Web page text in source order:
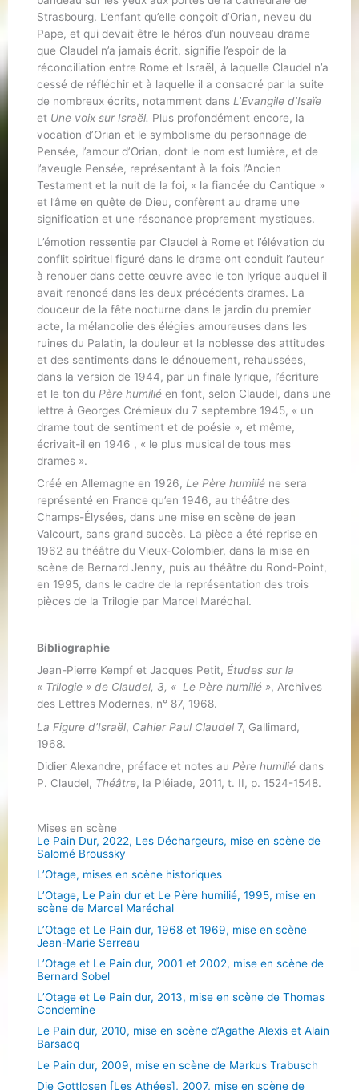
Strasbourg. L’enfant qu’elle conçoit d’Orian, neveu du
Pape, et qui devait être le héros d’un nouveau drame
que Claudel n’a jamais écrit, signifie l’espoir de la
réconciliation entre Rome et Israël, à laquelle Claudel n’a
cessé de réfléchir et à laquelle il a consacré par la suite
de nombreux écrits, notamment dans L’Evangile d’Isaïe
et Une voix sur Israël. Plus profondément encore, la
vocation d’Orian et le symbolisme du personnage de
Pensée, l’amour d’Orian, dont le nom est lumière, et de
l’aveugle Pensée, représentant à la fois l’Ancien
Testament et la nuit de la foi, « la fiancée du Cantique »
et l’âme en quête de Dieu, confèrent au drame une
signification et une résonance proprement mystiques.
L’émotion ressentie par Claudel à Rome et l’élévation du
conflit spirituel figuré dans le drame ont conduit l’auteur
à renouer dans cette œuvre avec le ton lyrique auquel il
avait renoncé dans les deux précédents drames. La
douceur de la fête nocturne dans le jardin du premier
acte, la mélancolie des élégies amoureuses dans les
ruines du Palatin, la douleur et la noblesse des attitudes
et des sentiments dans le dénouement, rehaussées,
dans la version de 1944, par un finale lyrique, l’écriture
et le ton du Père humilié en font, selon Claudel, dans une
lettre à Georges Crémieux du 7 septembre 1945, « un
drame tout de sentiment et de poésie », et même,
écrivait-il en 1946 , « le plus musical de tous mes
drames ».
Créé en Allemagne en 1926, Le Père humilié ne sera
représenté en France qu’en 1946, au théâtre des
Champs-Élysées, dans une mise en scène de jean
Valcourt, sans grand succès. La pièce a été reprise en
1962 au théâtre du Vieux-Colombier, dans la mise en
scène de Bernard Jenny, puis au théâtre du Rond-Point,
en 1995, dans le cadre de la représentation des trois
pièces de la Trilogie par Marcel Maréchal.
Bibliographie
Jean-Pierre Kempf et Jacques Petit, Études sur la
« Trilogie » de Claudel, 3, « Le Père humilié », Archives
des Lettres Modernes, n° 87, 1968.
La Figure d’Israël, Cahier Paul Claudel 7, Gallimard,
1968.
Didier Alexandre, préface et notes au Père humilié dans
P. Claudel, Théâtre, la Pléiade, 2011, t. II, p. 1524-1548.
Mises en scène
Le Pain Dur, 2022, Les Déchargeurs, mise en scène de
Salomé Broussky
L’Otage, mises en scène historiques
L’Otage, Le Pain dur et Le Père humilié, 1995, mise en
scène de Marcel Maréchal
L’Otage et Le Pain dur, 1968 et 1969, mise en scène
Jean-Marie Serreau
L’Otage et Le Pain dur, 2001 et 2002, mise en scène de
Bernard Sobel
L’Otage et Le Pain dur, 2013, mise en scène de Thomas
Condemine
Le Pain dur, 2010, mise en scène d’Agathe Alexis et Alain
Barsacq
Le Pain dur, 2009, mise en scène de Markus Trabusch
Die Gottlosen [Les Athées], 2007, mise en scène de